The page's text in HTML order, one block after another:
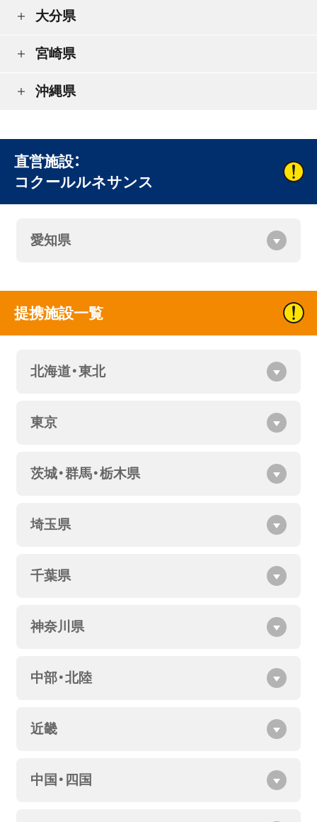
大分県
宮崎県
沖縄県
直営施設：
コクールルネサンス
愛知県
提携施設一覧
北海道・東北
東京
茨城・群馬・栃木県
埼玉県
千葉県
神奈川県
中部・北陸
近畿
中国・四国